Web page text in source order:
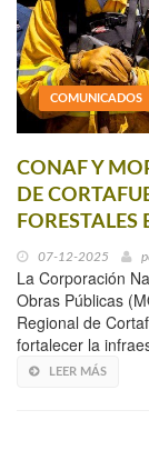
COMUNICADOS
CONAF Y
DE
07-12-2025
La Corporación
Obras Públicas
Regional de
fortalecer la
LEER MÁS